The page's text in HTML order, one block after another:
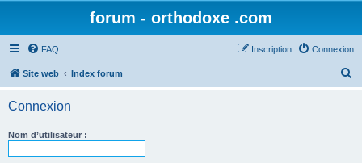
forum - orthodoxe .com
FAQ Connexion
Inscription
Site web Index forum
Connexion
Nom d’utilisateur :